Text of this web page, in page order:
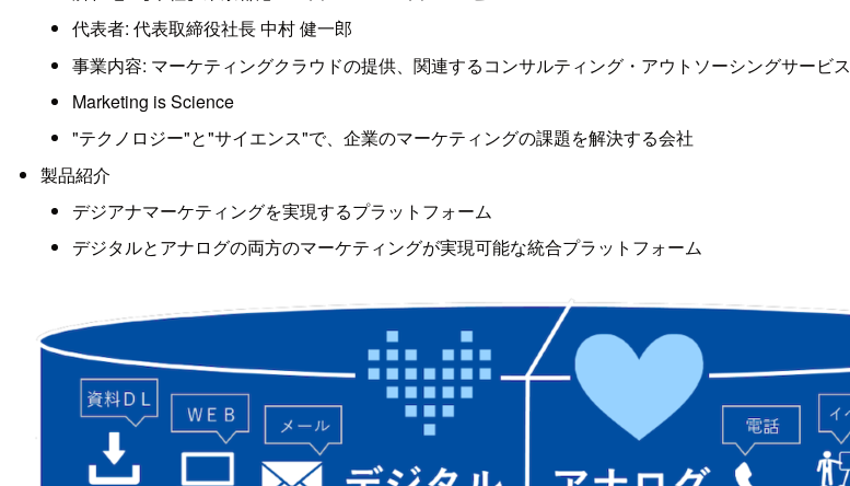
代表者: 代表取締役社長 中村 健一郎
事業内容: マーケティングクラウドの提供、関連するコンサルティング・アウトソーシングサービス
Marketing is Science
"テクノロジー"と"サイエンス"で、企業のマーケティングの課題を解決する会社
製品紹介
デジアナマーケティングを実現するプラットフォーム
デジタルとアナログの両方のマーケティングが実現可能な統合プラットフォーム